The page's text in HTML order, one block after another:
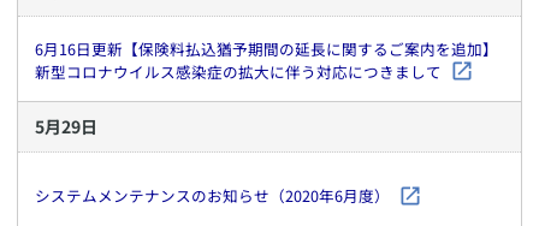
6月16日更新【保険料払込猶予期間の延長に関するご案内を追加】
新型コロナウイルス感染症の拡大に伴う対応につきまして
5月29日
システムメンテナンスのお知らせ（2020年6月度）